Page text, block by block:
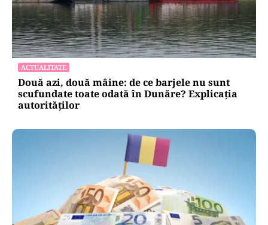
CULTURĂ
Dileme lingvistice: Parlamentul a legalizat
„persoana care are relații asemănătoare
acelora dintre soți”.